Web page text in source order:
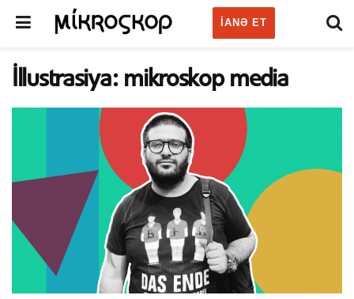
IANƏ ET
İllustrasiya: mikroskop media